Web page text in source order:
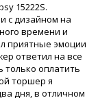
15222S.
с дизайном на
времени и
приятные эмоции
ответил на все
оплатить
торшер я
дня, в отличном